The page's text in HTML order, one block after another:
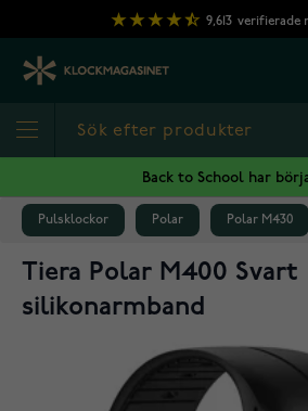
Hoppa till innehållet
9,613 verifierade
Back to School har
Pulsklockor Polar Polar M430
Tiera Polar M400 Svart
silikonarmband